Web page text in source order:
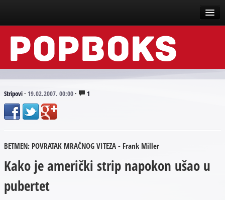
Vesti
Događaji
Tekstovi
Scena
Arhive
Stripovi· 19.02.2007. 00:00· 1
BETMEN: POVRATAK MRAČNOG VITEZA - Frank Miller
Kako je američki strip napokon ušao u
pubertet